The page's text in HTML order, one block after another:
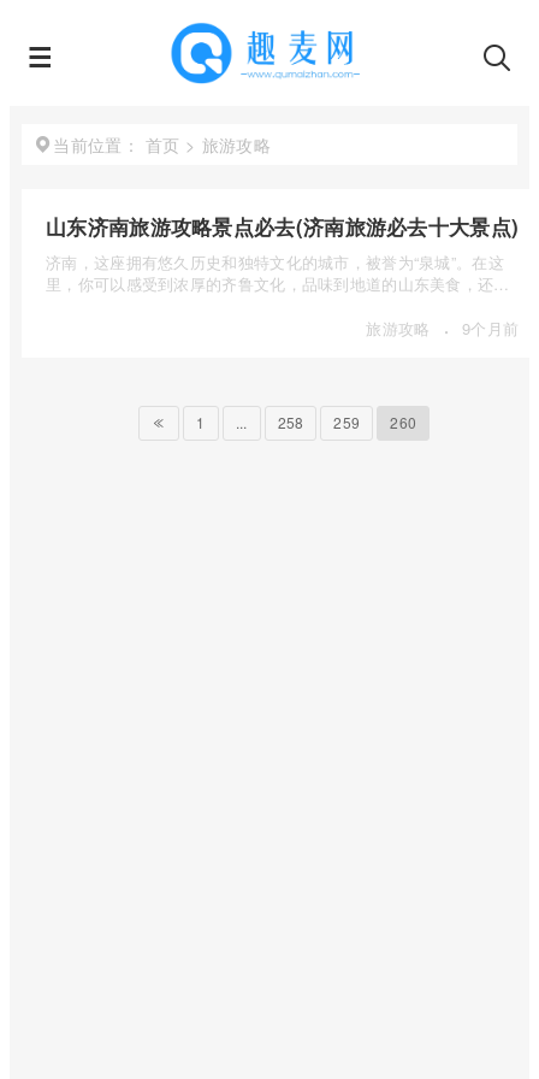
当前位置： 首页 > 旅游攻略
山东济南旅游攻略景点必去(济南旅游必去十大景点)
济南，这座拥有悠久历史和独特文化的城市，被誉为“泉城”。在这
里，你可以感受到浓厚的齐鲁文化，品味到地道的山东美食，还可
旅游攻略
· 9个月前
1 ... 258 259 260